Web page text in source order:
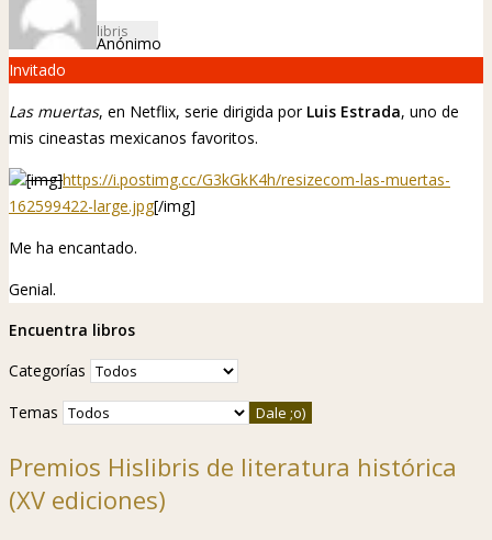
Anónimo
Invitado
Las muertas, en Netflix, serie dirigida por Luis Estrada, uno de
mis cineastas mexicanos favoritos.
[img]https://i.postimg.cc/G3kGkK4h/resizecom-las-muertas-
162599422-large.jpg[/img]
Me ha encantado.
Genial.
Encuentra libros
Categorías
Temas
Premios Hislibris de literatura histórica
(XV ediciones)